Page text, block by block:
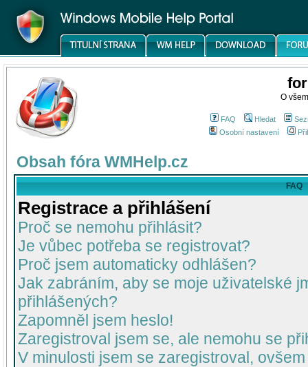
O
FAQ Hledat
Osobní nastavení
Obsah fóra WMHelp.cz
FAQ
Registrace a přihlášení
Proč se nemohu přihlásit?
Je vůbec potřeba se registrovat?
Proč jsem automaticky odhlášen?
Jak zabráním, aby se moje uživatelské
přihlášených?
Zapomněl jsem heslo!
Zaregistroval jsem se, ale nemohu se
V minulosti jsem se zaregistroval,